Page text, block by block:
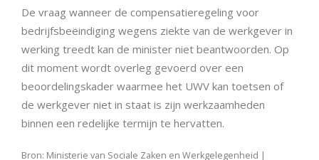
De vraag wanneer de compensatieregeling voor
bedrijfsbeëindiging wegens ziekte van de werkgever in
werking treedt kan de minister niet beantwoorden. Op
dit moment wordt overleg gevoerd over een
beoordelingskader waarmee het UWV kan toetsen of
de werkgever niet in staat is zijn werkzaamheden
binnen een redelijke termijn te hervatten.
Bron: Ministerie van Sociale Zaken en Werkgelegenheid |